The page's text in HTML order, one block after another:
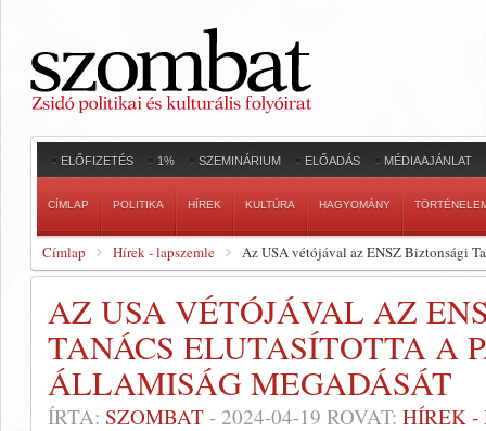
ELŐFIZETÉS 1% SZEMINÁRIUM ELŐADÁS MÉDIAAJÁNLAT
CÍMLAP POLITIKA HÍREK KULTÚRA HAGYOMÁNY
Címlap Hírek - lapszemle Az USA vétójával az ENSZ Biztonsági
AZ USA VÉTÓJÁVAL AZ
TANÁCS ELUTASÍTOTTA A
ÁLLAMISÁG MEGADÁSÁT
ÍRTA: SZOMBAT - 2024-04-19 ROVAT: HÍREK -